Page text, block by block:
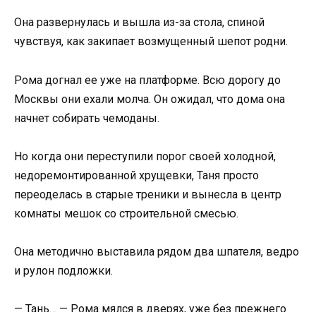
Она развернулась и вышла из-за стола, спиной
чувствуя, как закипает возмущенный шепот родни.
Рома догнал ее уже на платформе. Всю дорогу до
Москвы они ехали молча. Он ожидал, что дома она
начнет собирать чемоданы.
Но когда они переступили порог своей холодной,
недоремонтированной хрущевки, Таня просто
переоделась в старые треники и вынесла в центр
комнаты мешок со строительной смесью.
Она методично выставила рядом два шпателя, ведро
и рулон подложки.
— Тань… — Рома мялся в дверях, уже без прежнего